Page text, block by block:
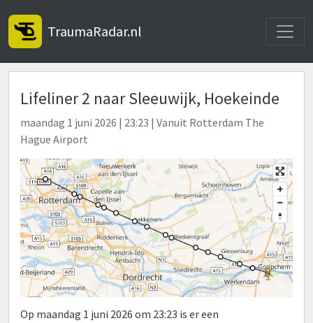
TraumaRadar.nl
Lifeliner 2 naar Sleeuwijk, Hoekeinde
maandag 1 juni 2026 | 23:23 | Vanuit Rotterdam The
Hague Airport
Op maandag 1 juni 2026 om 23:23 is er een